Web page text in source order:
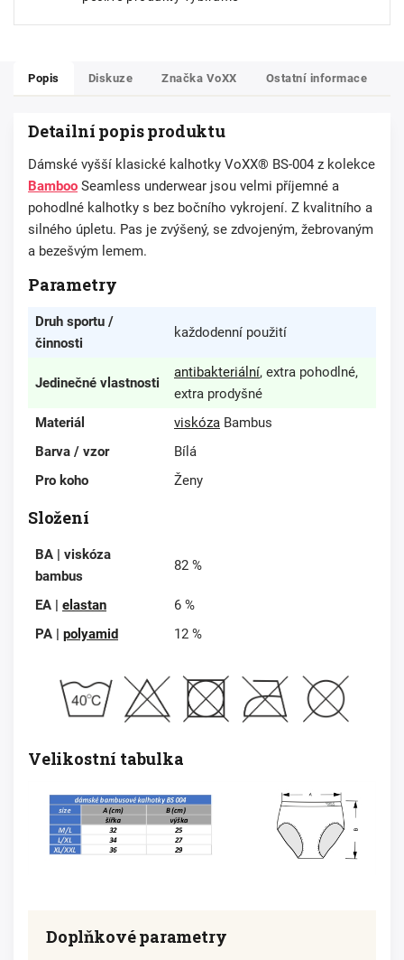
Popis Diskuze Značka VoXX Ostatní informace
Detailní popis produktu
Dámské vyšší klasické kalhotky VoXX® BS-004 z kolekce
Bamboo Seamless underwear jsou velmi příjemné a
pohodlné kalhotky s bez bočního vykrojení. Z kvalitního a
silného úpletu. Pas je zvýšený, se zdvojeným, žebrovaným
a bezešvým lemem.
Parametry
Druh sportu /
činnosti
každodenní použití
Jedinečné vlastnosti
antibakteriální, extra pohodlné,
extra prodyšné
Materiál
viskóza Bambus
Barva / vzor
Bílá
Pro koho
Ženy
Složení
BA | viskóza
bambus
82 %
EA | elastan
6 %
PA | polyamid 12 %
Velikostní tabulka
Doplňkové parametry